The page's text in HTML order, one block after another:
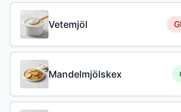
Vetemjöl
Mandelmjölskex